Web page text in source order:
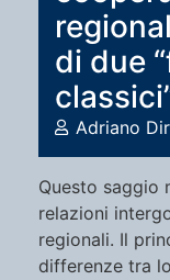
di due
Adriano
Questo saggio
relazioni
regionali. Il
differenze tra